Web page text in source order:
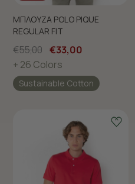
ΜΠΛΟΥΖΑ POLO PIQUE
REGULAR FIT
€55,00 €33,00
+ 26 Colors
Sustainable Cotton